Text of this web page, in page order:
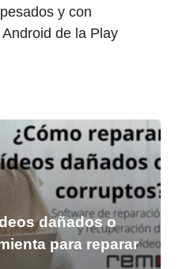
y con
de la Play
dañados o
para reparar